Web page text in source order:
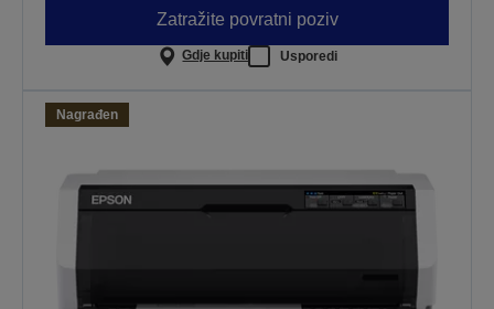
Zatražite povratni poziv
Gdje kupiti Usporedi
Nagrađen